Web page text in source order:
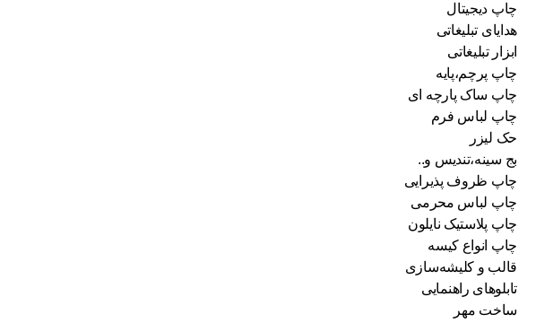
چاپ دیجیتال
هدایای تبلیغاتی
ابزار تبلیغاتی
چاپ پرچم،پایه
چاپ ساک پارچه ای
چاپ لباس فرم
حک لیزر
بج سینه،تندیس و..
چاپ ظروف پذیرایی
چاپ لباس محرمی
چاپ پلاستیک نایلون
چاپ انواع کیسه
قالب و کلیشه‌سازی
تابلوهای راهنمایی
ساخت مهر